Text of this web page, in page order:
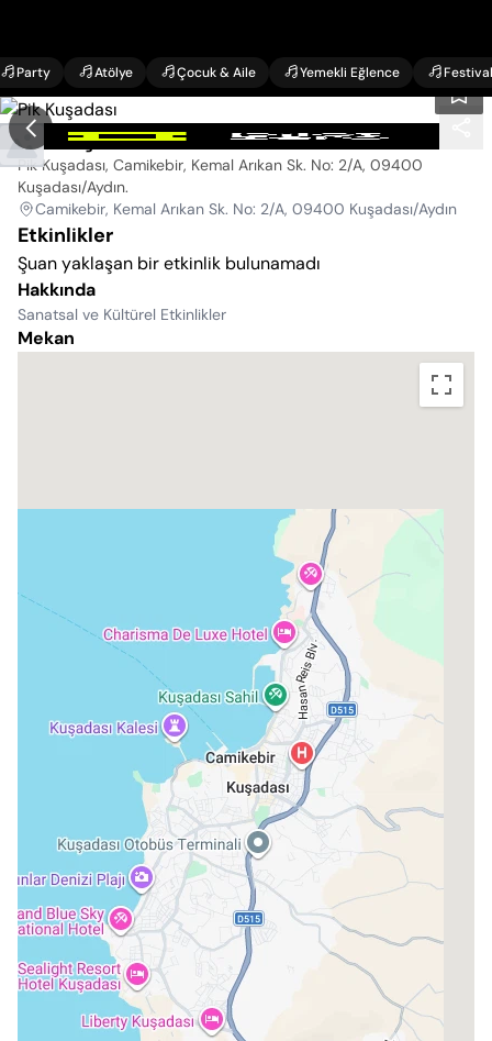
Party Atölye Çocuk & Aile Yemekli Eğlence Festival
Pik Kuşadası
Pik Kuşadası, Camikebir, Kemal Arıkan Sk. No: 2/A, 09400
Kuşadası/Aydın.
Camikebir, Kemal Arıkan Sk. No: 2/A, 09400 Kuşadası/Aydın
Etkinlikler
Şuan yaklaşan bir etkinlik bulunamadı
Hakkında
Sanatsal ve Kültürel Etkinlikler
Mekan